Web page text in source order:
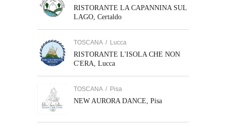
RISTORANTE LA CAPANNINA SUL
LAGO, Certaldo
TOSCANA / Lucca
RISTORANTE L'ISOLA CHE NON
C'ERA, Lucca
TOSCANA / Pisa
NEW AURORA DANCE, Pisa